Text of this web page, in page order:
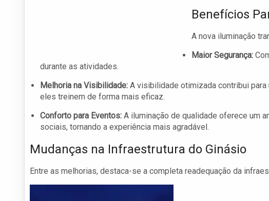
Benefícios
A nova iluminação
Maior Segurança:
durante as atividades.
Melhoria na Visibilidade: A visibilidade otimizada contribui
eles treinem de forma mais eficaz.
Conforto para Eventos: A iluminação de qualidade oferece um
sociais, tornando a experiência mais agradável.
Mudanças na Infraestrutura do Ginásio
Entre as melhorias, destaca-se a completa readequação da